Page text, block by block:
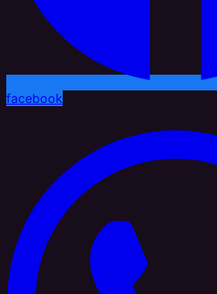
facebook